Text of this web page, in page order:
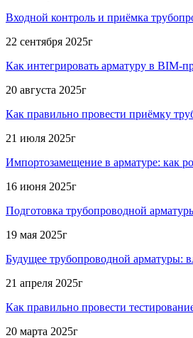
Входной контроль и приёмка
22 сентября 2025г
Как интегрировать арматуру в BIM-
20 августа 2025г
Как правильно провести приёмку
21 июля 2025г
Импортозамещение в арматуре: как
16 июня 2025г
Подготовка трубопроводной
19 мая 2025г
Будущее трубопроводной арматуры:
21 апреля 2025г
Как правильно провести
20 марта 2025г